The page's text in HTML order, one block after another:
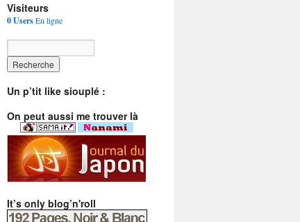
Visiteurs
0 UsersEn ligne
Un p’tit like siouplé :
On peut aussi me trouver là
It’s only blog’n'roll